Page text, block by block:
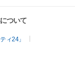
ついて
ィ24」